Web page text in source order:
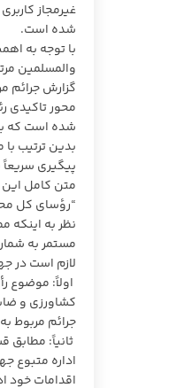
غیرمجاز
شده است.
والمسلمین
گزارش جرائم
محور تاکیدی
شده است که
بدین ترتیب
پیگیری سریعاً
متن کامل
“رؤسای کل
نظر به اینکه مطابق رأی وحدت
لازم است در
اولاً: موضوع
کشاورزی و ضابطان
جرائم مربوط
اقدامات خود